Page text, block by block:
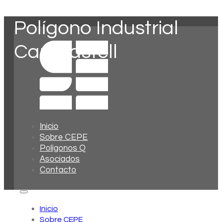
Inicio
Sobre CEPE
Polígonos Q
Asociados
Contacto
Inicio
Sobre CEPE
Polígono Industrial
Can Castell